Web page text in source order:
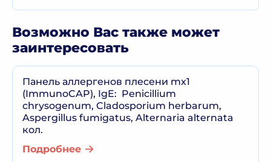
Возможно Вас также может
заинтересовать
Панель аллергенов плесени mx1
(ImmunoCAP), IgE: Penicillium
chrysogenum, Cladosporium herbarum,
Aspergillus fumigatus, Alternaria alternata
кол.
Подробнее